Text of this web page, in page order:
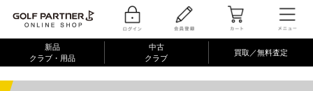
新品
クラブ・用品
中古
クラブ
買取／無料査定